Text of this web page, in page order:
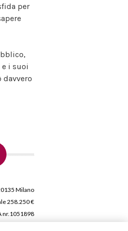
per
i suoi
Milano
258.250 €
nr.1051898